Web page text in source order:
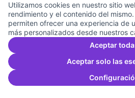
Utilizamos cookies en nuestro sitio
rendimiento y el contenido del
permiten ofrecer una experiencia de
más personalizados desde nuestros
Aceptar
Aceptar solo las